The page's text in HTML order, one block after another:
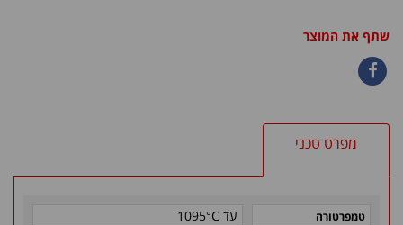
שתף את המוצר
מפרט טכני
טמפרטורה עד 1095°C